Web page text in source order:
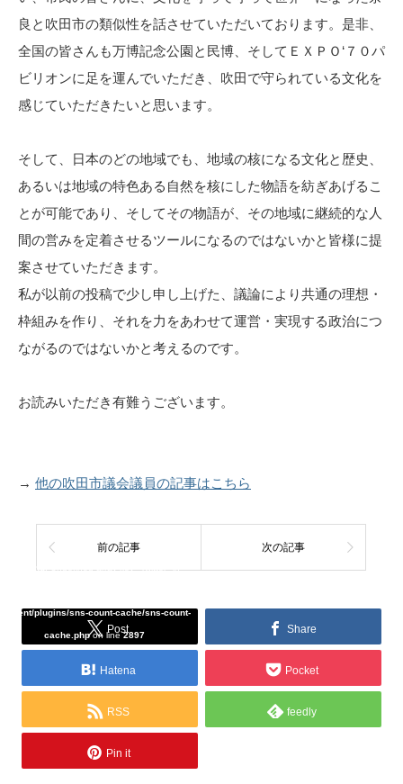
良と吹田市の類似性を話させていただいております。是非、
全国の皆さんも万博記念公園と民博、そしてＥＸＰＯ‘７０パ
ビリオンに足を運んでいただき、吹田で守られている文化を
感じていただきたいと思います。
そして、日本のどの地域でも、地域の核になる文化と歴史、
あるいは地域の特色ある自然を核にした物語を紡ぎあげるこ
とが可能であり、そしてその物語が、その地域に継続的な人
間の営みを定着させるツールになるのではないかと皆様に提
案させていただきます。
私が以前の投稿で少し申し上げた、議論により共通の理想・
枠組みを作り、それを力をあわせて運営・実現する政治につ
ながるのではないかと考えるのです。
お読みいただき有難うございます。
→ 他の吹田市議会議員の記事はこちら
前の記事 次の記事
Post
plugins/sns-count-cache/sns-count-
cache.phpon line2897 Share
Hatena Pocket
RSS feedly
Pin it